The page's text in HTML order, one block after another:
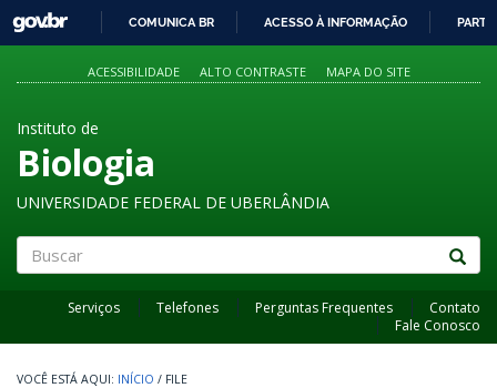
PARA
O
GOVBR
COMUNICA BR ACESSO À INFORMAÇÃO
ACESSIBILIDADE ALTO CONTRASTE MAPA DO SITE
Instituto de
Biologia
UNIVERSIDADE FEDERAL DE UBERLÂNDIA
Serviços Telefones Perguntas Frequentes
Contato
Fale Conosco
INÍCIO / FILE